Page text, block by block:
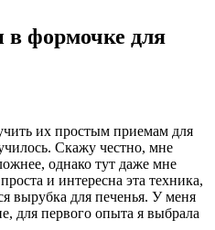
в формочке для
их простым приемам для
Скажу честно, мне
однако тут даже мне
и интересна эта техника,
вырубка для печенья. У меня
для первого опыта я выбрала